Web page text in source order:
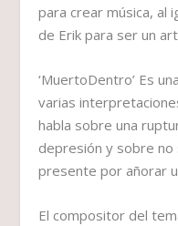
para crear música, al
de Erik para ser un
‘MuertoDentro’ Es
varias
habla sobre una
depresión y sobre
presente por añorar
El compositor del